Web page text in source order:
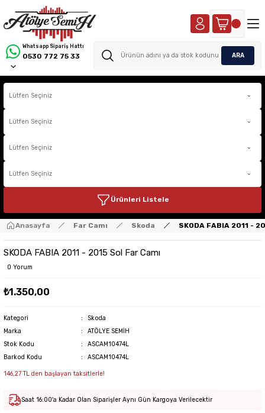
Whatsapp Sipariş Hattı
0530 772 75 33 ARA
Ürünleri Listele
Anasayfa Far Camı Skoda SKODA FABIA 2011 -
SKODA FABIA 2011 - 2015 Sol Far Camı
0 Yorum
₺1.350,00
Kategori
Skoda
Marka
ATÖLYE SEMİH
Stok Kodu
ASCAM10474L
Barkod Kodu
ASCAM10474L
146,27 TL den başlayan taksitlerle!
Saat 16:00'a Kadar Olan Siparişler Aynı Gün Kargoya Verilecektir